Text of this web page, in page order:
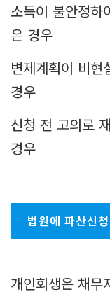
소득이 불안정하
은 경우
변제계획이 비현
경우
신청 전 고의로
경우
법원에 파산신
개인회생은 채무